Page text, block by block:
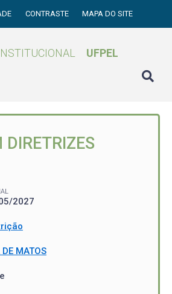
CONTRASTE MAPA DO SITE
UFPEL
DIRETRIZES
2027
MATOS